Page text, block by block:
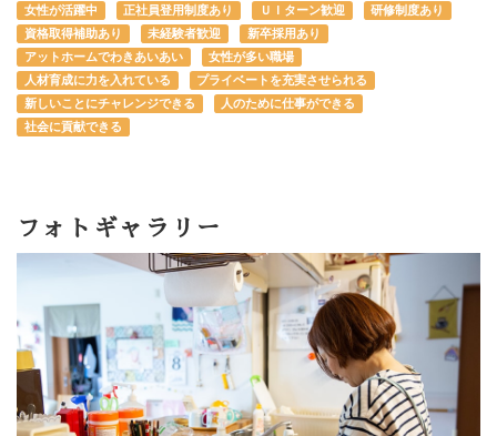
女性が活躍中 正社員登用制度あり ＵＩターン歓迎
研修制度あり
資格取得補助あり
未経験者歓迎
新卒採用あり
アットホームでわきあいあい
女性が多い職場
人材育成に力を入れている
プライベートを充実させられる
新しいことにチャレンジできる
人のために仕事ができる
社会に貢献できる
フォトギャラリー